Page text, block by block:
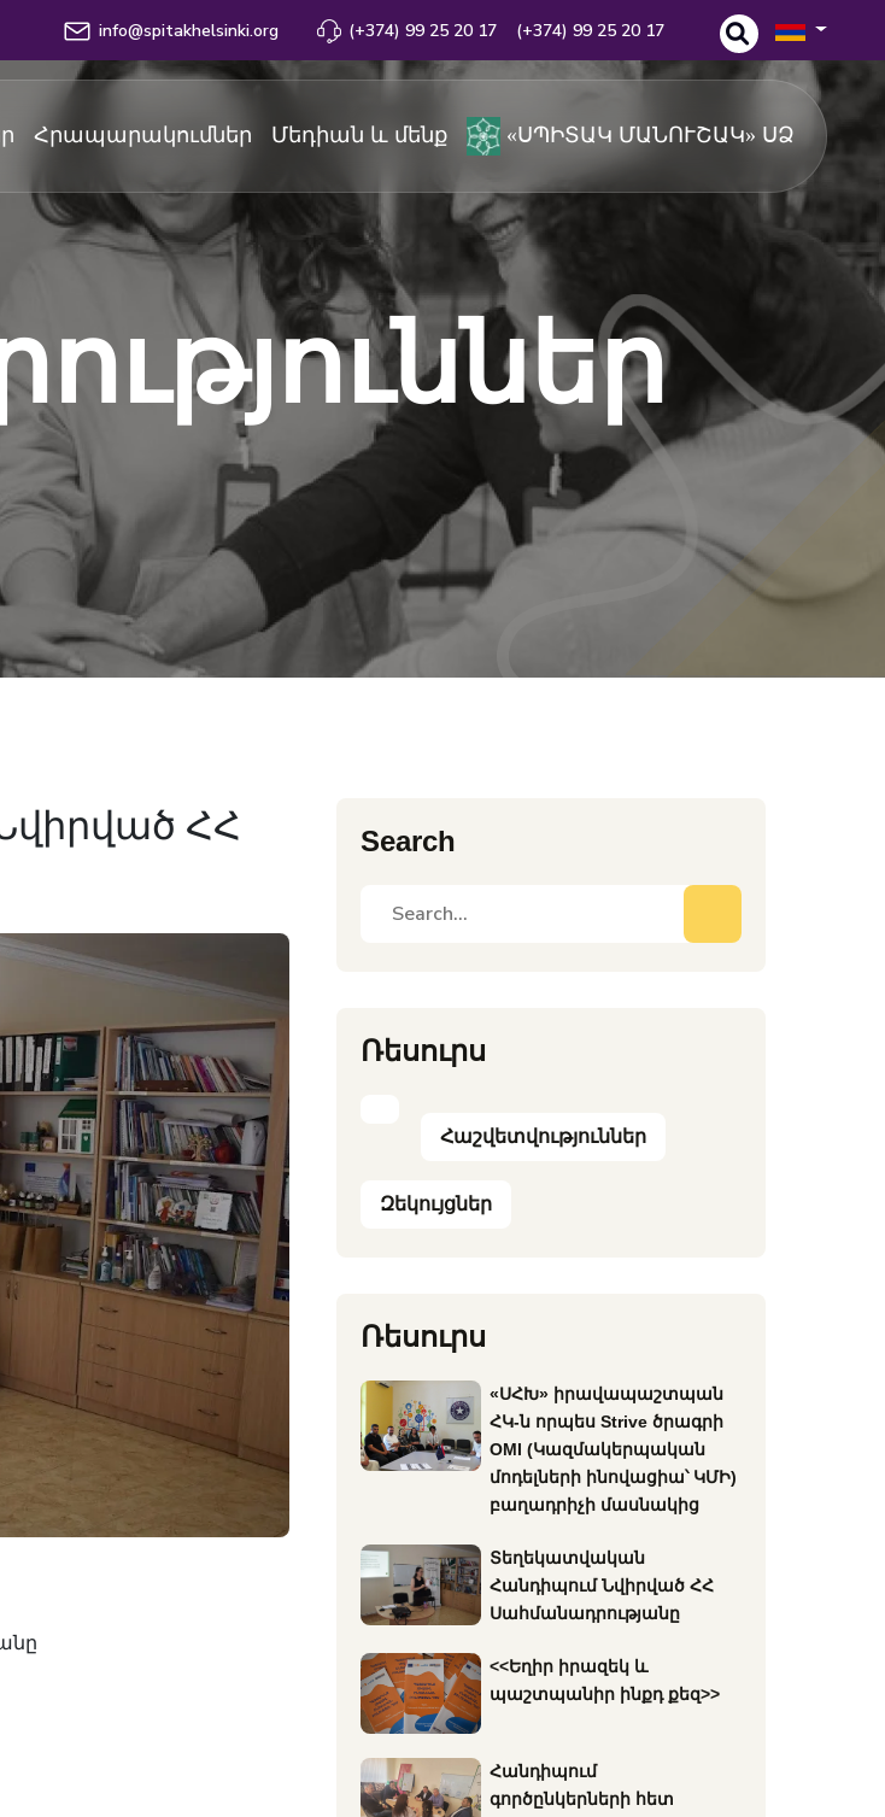
info@spitakhelsinki.org (+374) 99 25 20 17 (+374) 99 25 20 17
Հրապարակումներ Մեդիան և մենք «ՍՊԻՏԱԿ ՄԱՆՈՒՇԱԿ» ՍՁ
ՀՀ
Search
Ռեսուրս
Հաշվետվություններ
Զեկույցներ
Ռեսուրս
«ՍՀԽ» իրավապաշտպան
ՀԿ-ն որպես Strive ծրագրի
OMI (Կազմակերպական
մոդելների ինովացիա՝ ԿՄԻ)
բաղադրիչի մասնակից
Տեղեկատվական
Հանդիպում Նվիրված ՀՀ
Սահմանադրությանը
<<Եղիր իրազեկ և
պաշտպանիր ինքդ քեզ>>
Հանդիպում
գործընկերների հետ